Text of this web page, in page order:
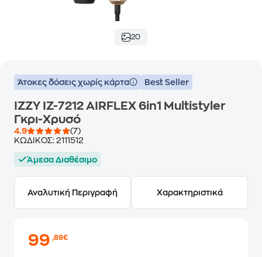
20
Άτοκες δόσεις χωρίς κάρτα Best Seller
IZZY IZ-7212 AIRFLEX 6in1 Multistyler
Γκρι-Χρυσό
4.9
(7)
ΚΩΔΙΚΟΣ: 2111512
Άμεσα Διαθέσιμο
Αναλυτική Περιγραφή Χαρακτηριστικά
99,89€